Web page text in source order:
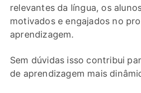
relevantes da língua, os
motivados e engajados no
aprendizagem.
Sem dúvidas isso contribui
de aprendizagem mais